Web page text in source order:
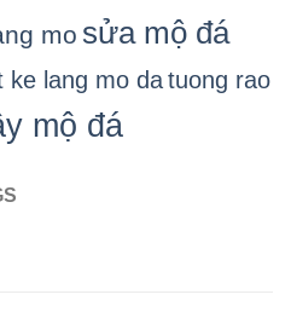
mo sửa mộ đá
ke lang mo datuong rao
mộ đá